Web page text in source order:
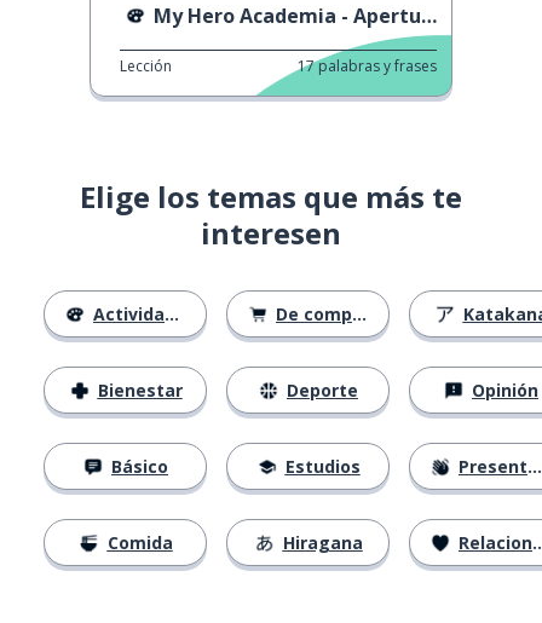
My Hero Academia - Apertura
Lección 17palabras y frases
Elige los temas que más te
interesen
Actividades
Bienestar
Básico
Comida
De compras
Deporte
Estudios
Hiragana
Opinión
Presentación
Relaciones